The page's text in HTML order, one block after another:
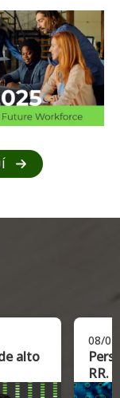
alto
08/
RR.